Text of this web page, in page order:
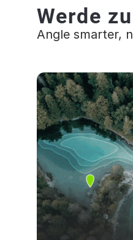
Werde
Angle smarter,